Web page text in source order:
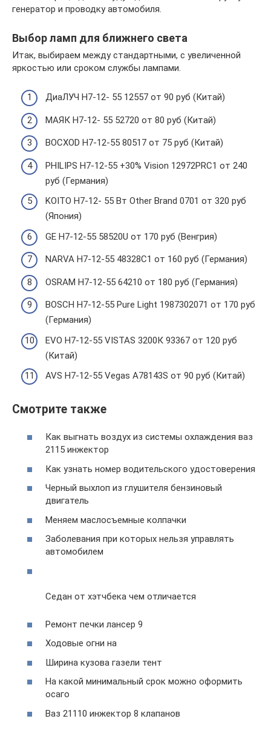
генератор и проводку автомобиля.
Выбор ламп для ближнего света
Итак, выбираем между стандартными, с увеличенной
яркостью или сроком службы лампами.
ДиаЛУЧ H7-12- 55 12557 от 90 руб (Китай)
МАЯК H7-12- 55 52720 от 80 руб (Китай)
ВОСХОD H7-12-55 80517 от 75 руб (Китай)
PHILIPS H7-12-55 +30% Vision 12972PRC1 от 240
руб (Германия)
KOITO H7-12- 55 Вт Other Brand 0701 от 320 руб
(Япония)
GE H7-12-55 58520U от 170 руб (Венгрия)
NARVA H7-12-55 48328C1 от 160 руб (Германия)
OSRAM H7-12-55 64210 от 180 руб (Германия)
BOSCH H7-12-55 Pure Light 1987302071 от 170 руб
(Германия)
EVO H7-12-55 VISTAS 3200К 93367 от 120 руб
(Китай)
AVS H7-12-55 Vegas A78143S от 90 руб (Китай)
Смотрите также
Как выгнать воздух из системы охлаждения ваз
2115 инжектор
Как узнать номер водительского удостоверения
Черный выхлоп из глушителя бензиновый
двигатель
Меняем маслосъемные колпачки
Заболевания при которых нельзя управлять
автомобилем
Седан от хэтчбека чем отличается
Ремонт печки лансер 9
Ходовые огни на
Ширина кузова газели тент
На какой минимальный срок можно оформить
осаго
Ваз 21110 инжектор 8 клапанов